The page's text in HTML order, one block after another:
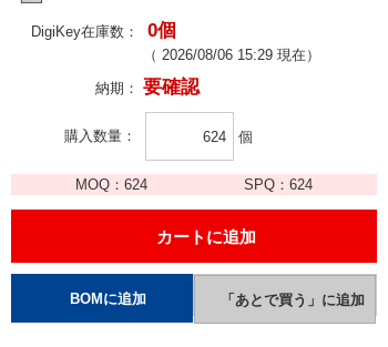
DigiKey在庫数： 0個
（ 2026/08/06 15:29 現在）
納期： 要確認
購入数量 個
MOQ：624 SPQ： 624